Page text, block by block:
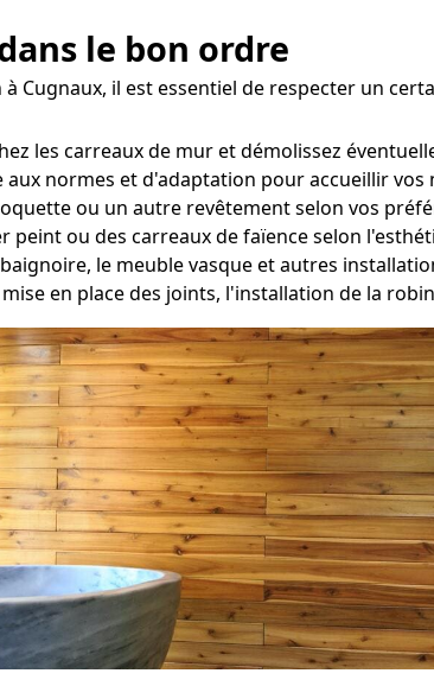
le bon ordre
Cugnaux, il est essentiel de respecter un
les carreaux de mur et démolissez
normes et d'adaptation pour accueillir
ou un autre revêtement selon vos
peint ou des carreaux de faïence selon
le meuble vasque et autres
en place des joints, l'installation de la